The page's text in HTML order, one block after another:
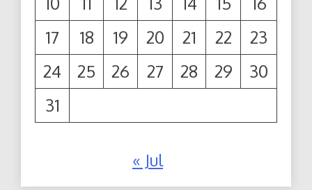
17
18 19 20 21 22
23
24
25 26 27 28 29
30
31
« Jul